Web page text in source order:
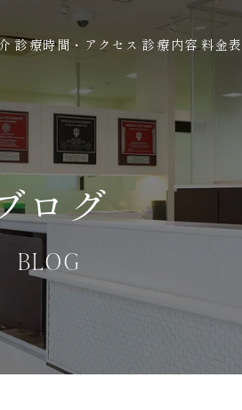
診療時間・アクセス 診療内容 料金表
ログ
BLOG